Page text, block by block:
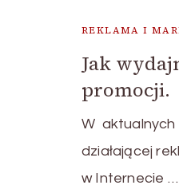
REKLAMA I
Jak
promocji.
W aktualnych
działającej
w Internecie …